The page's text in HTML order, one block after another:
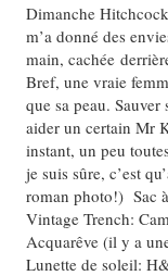
Dimanche
m’a donné des
main, cachée
Bref, une vraie
que sa peau.
aider un certain Mr
instant, un peu
je suis sûre, c’est
roman photo!) Sac
Vintage Trench:
Acquarêve (il y a
Lunette de soleil: